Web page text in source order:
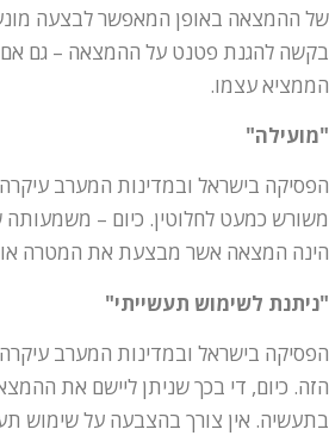
של ההמצאה באופן המאפשר לבצעה
בקשה להגנת פטנט על ההמצאה – גם אם
הממציא עצמו.
"מועילה"
הפסיקה בישראל ובמדינות המערב
משורש כמעט לחלוטין. כיום –
הינה המצאה אשר מבצעת את המטרה
"ניתנת לשימוש תעשייתי"
הפסיקה בישראל ובמדינות המערב
הזה. כיום, די בכך שניתן ליישם את
בתעשיה. אין צורך בהצבעה על שימוש